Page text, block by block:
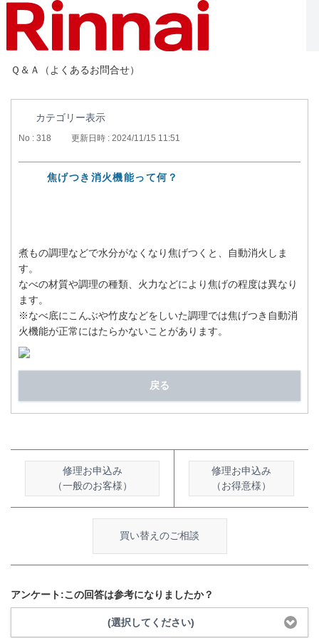
Ｑ＆Ａ（よくあるお問合せ）
カテゴリー表示
No : 318 更新日時 : 2024/11/15 11:51
焦げつき消火機能って何？
煮もの調理などで水分がなくなり焦げつくと、自動消火しま
す。
なべの材質や調理の種類、火力などにより焦げの程度は異なり
ます。
※なべ底にこんぶや竹皮などをしいた調理では焦げつき自動消
火機能が正常にはたらかないことがあります。
戻る
修理お申込み
（一般のお客様）
修理お申込み
（お得意様）
買い替えのご相談
アンケート:この回答は参考になりましたか？
(選択してください)